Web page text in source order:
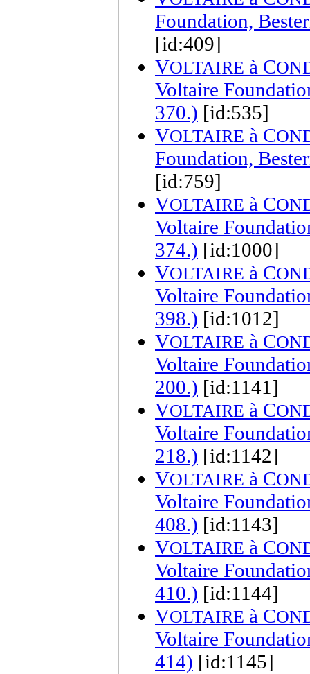
Foundation,
[id:409]
VOLTAIRE à C
Voltaire
370.) [id:535]
VOLTAIRE à C
Foundation,
[id:759]
VOLTAIRE à C
Voltaire
374.) [id:1000]
VOLTAIRE à C
Voltaire
398.) [id:1012]
VOLTAIRE à C
Voltaire
200.) [id:1141]
VOLTAIRE à C
Voltaire Foundation,
218.) [id:1142]
VOLTAIRE à C
Voltaire
408.) [id:1143]
VOLTAIRE à C
Voltaire
410.) [id:1144]
VOLTAIRE à C
Voltaire
414) [id:1145]